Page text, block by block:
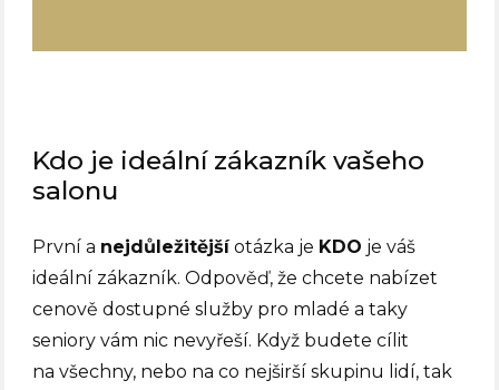
Kdo je ideální zákazník vašeho
salonu
První a nejdůležitějšíotázka je KDO je váš
ideální zákazník. Odpověď, že chcete nabízet
cenově dostupné služby pro mladé a taky
seniory vám nic nevyřeší. Když budete cílit
na všechny, nebo na co nejširší skupinu lidí, tak